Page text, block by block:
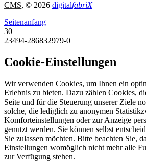
CMS, © 2026 digitalfabriX
Seitenanfang
30
23494-286832979-0
Cookie-Einstellungen
Wir verwenden Cookies, um Ihnen ein
Erlebnis zu bieten. Dazu zählen Cookies,
Seite und für die Steuerung unserer Ziele
solche, die lediglich zu anonymen
Komforteinstellungen oder zur Anzeige
genutzt werden. Sie können selbst
Sie zulassen möchten. Bitte beachten Sie,
Einstellungen womöglich nicht mehr alle
zur Verfügung stehen.